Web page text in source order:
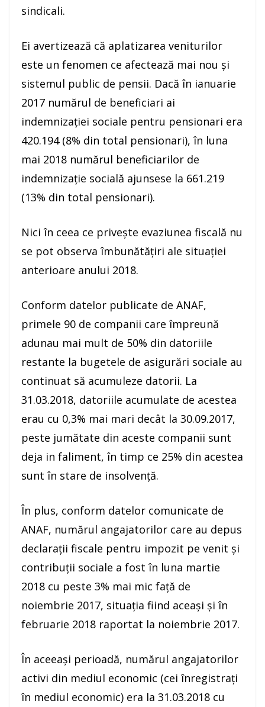
sindicali.
Ei avertizează că aplatizarea veniturilor
este un fenomen ce afectează mai nou şi
sistemul public de pensii. Dacă în ianuarie
2017 numărul de beneficiari ai
indemnizaţiei sociale pentru pensionari era
420.194 (8% din total pensionari), în luna
mai 2018 numărul beneficiarilor de
indemnizaţie socială ajunsese la 661.219
(13% din total pensionari).
Nici în ceea ce priveşte evaziunea fiscală nu
se pot observa îmbunătăţiri ale situaţiei
anterioare anului 2018.
Conform datelor publicate de ANAF,
primele 90 de companii care împreună
adunau mai mult de 50% din datoriile
restante la bugetele de asigurări sociale au
continuat să acumuleze datorii. La
31.03.2018, datoriile acumulate de acestea
erau cu 0,3% mai mari decât la 30.09.2017,
peste jumătate din aceste companii sunt
deja in faliment, în timp ce 25% din acestea
sunt în stare de insolvenţă.
În plus, conform datelor comunicate de
ANAF, numărul angajatorilor care au depus
declaraţii fiscale pentru impozit pe venit şi
contribuţii sociale a fost în luna martie
2018 cu peste 3% mai mic faţă de
noiembrie 2017, situaţia fiind aceaşi şi în
februarie 2018 raportat la noiembrie 2017.
În aceeaşi perioadă, numărul angajatorilor
activi din mediul economic (cei înregistraţi
în mediul economic) era la 31.03.2018 cu